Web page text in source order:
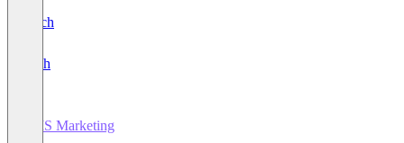
Deutsch
English
SMS Marketing